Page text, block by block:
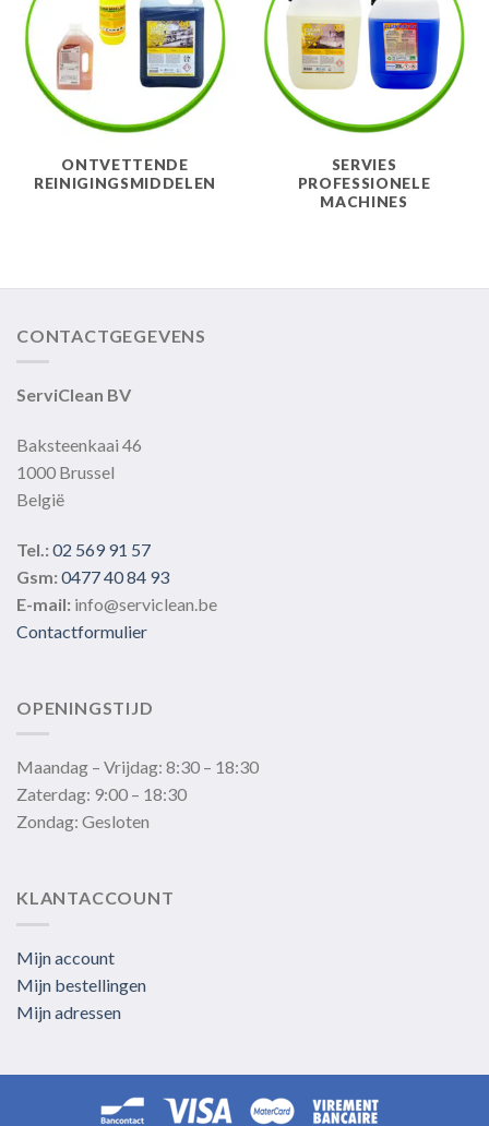
ONTVETTENDE
REINIGINGSMIDDELEN
SERVIES
PROFESSIONELE
MACHINES
CONTACTGEGEVENS
ServiClean BV
Baksteenkaai 46
1000 Brussel
België
Tel.: 02 569 91 57
Gsm: 0477 40 84 93
E-mail: info@serviclean.be
Contactformulier
OPENINGSTIJD
Maandag – Vrijdag: 8:30 – 18:30
Zaterdag: 9:00 – 18:30
Zondag: Gesloten
KLANTACCOUNT
Mijn account
Mijn bestellingen
Mijn adressen